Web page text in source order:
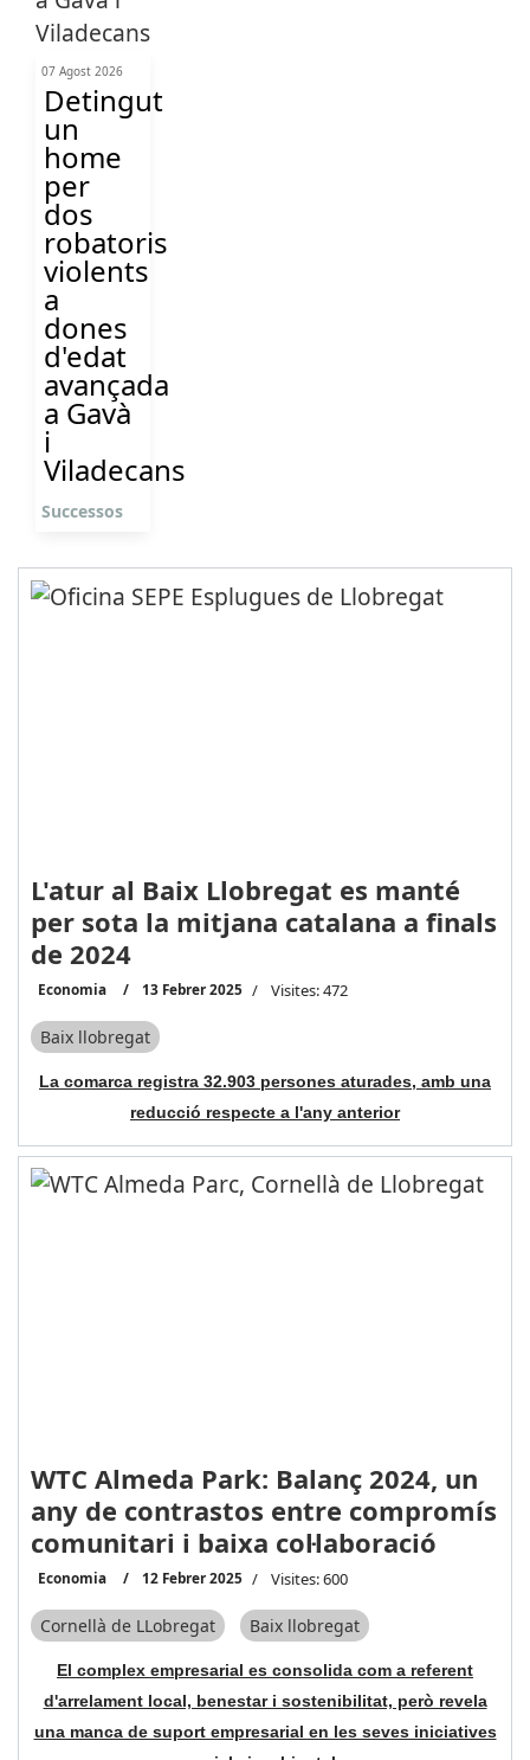
07 Agost 2026
Detingut
un
home
per
dos
robatoris
violents
a
dones
d'edat
avançada
a Gavà
i
Viladecans
Successos
L'atur al Baix Llobregat es manté
per sota la mitjana catalana a finals
de 2024
Economia 13 Febrer 2025 Visites: 472
Baix llobregat
La comarca registra 32.903 persones aturades, amb una
reducció respecte a l'any anterior
WTC Almeda Park: Balanç 2024, un
any de contrastos entre compromís
comunitari i baixa col·laboració
Economia 12 Febrer 2025 Visites: 600
Cornellà de LLobregat Baix llobregat
El complex empresarial es consolida com a referent
d'arrelament local, benestar i sostenibilitat, però revela
una manca de suport empresarial en les seves iniciatives